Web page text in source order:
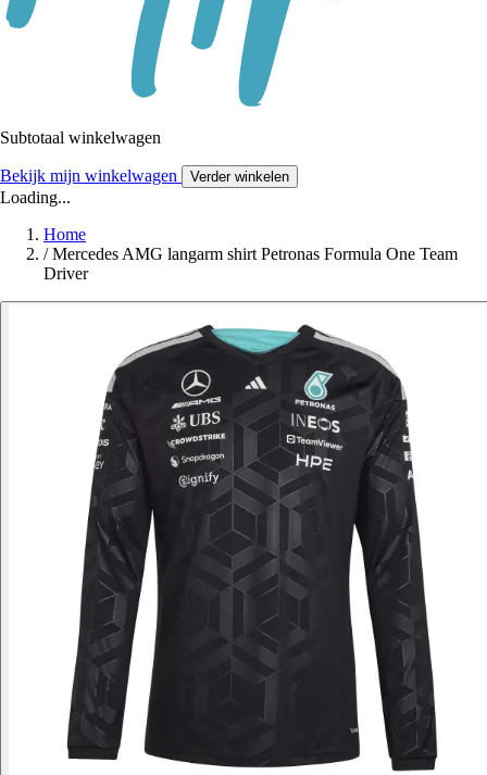
Subtotaal winkelwagen
Bekijk mijn winkelwagen Verder winkelen
Loading...
Home
/ Mercedes AMG langarm shirt Petronas Formula One Team
Driver